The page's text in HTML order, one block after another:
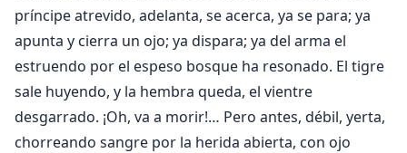
príncipe atrevido, adelanta, se acerca, ya se para; ya
apunta y cierra un ojo; ya dispara; ya del arma el
estruendo por el espeso bosque ha resonado. El tigre
sale huyendo, y la hembra queda, el vientre
desgarrado. ¡Oh, va a morir!… Pero antes, débil, yerta,
chorreando sangre por la herida abierta, con ojo